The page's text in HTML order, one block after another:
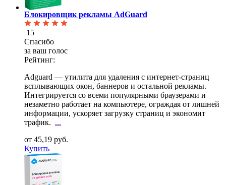
Блокировщик рекламы AdGuard
15
Спасибо
за ваш голос
Рейтинг:
Adguard — утилита для удаления с интернет-страниц
всплывающих окон, баннеров и остальной рекламы.
Интегрируется со всеми популярными браузерами и
незаметно работает на компьютере, ограждая от лишней
информации, ускоряет загрузку страниц и экономит
трафик. ...
от 45,19 руб.
Купить